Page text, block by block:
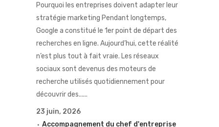
Pourquoi les entreprises doivent adapter leur
stratégie marketing Pendant longtemps,
Google a constitué le 1er point de départ des
recherches en ligne. Aujourd’hui, cette réalité
n’est plus tout à fait vraie. Les réseaux
sociaux sont devenus des moteurs de
recherche utilisés quotidiennement pour
découvrir des......
23 juin, 2026
Accompagnement du chef d'entreprise